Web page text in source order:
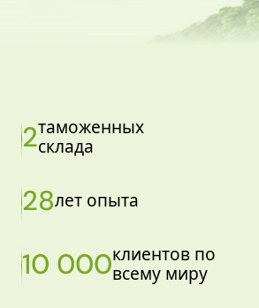
2таможенных
склада
28лет опыта
10 000клиентов по
всему миру